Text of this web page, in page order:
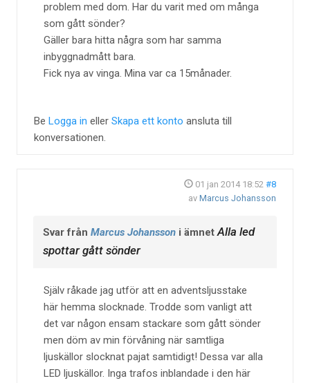
problem med dom. Har du varit med om många
som gått sönder?
Gäller bara hitta några som har samma
inbyggnadmått bara.
Fick nya av vinga. Mina var ca 15månader.
Be Logga in eller Skapa ett konto ansluta till
konversationen.
01 jan 2014 18:52 #8
av Marcus Johansson
Svar från Marcus Johansson i ämnetAlla led
spottar gått sönder
Själv råkade jag utför att en adventsljusstake
här hemma slocknade. Trodde som vanligt att
det var någon ensam stackare som gått sönder
men döm av min förvåning när samtliga
ljuskällor slocknat pajat samtidigt! Dessa var alla
LED ljuskällor. Inga trafos inblandade i den här